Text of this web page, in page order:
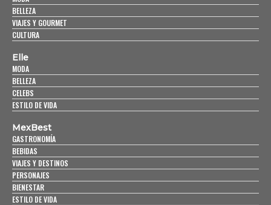
BELLEZA
VIAJES Y GOURMET
CULTURA
Elle
MODA
BELLEZA
CELEBS
ESTILO DE VIDA
MexBest
GASTRONOMÍA
BEBIDAS
VIAJES Y DESTINOS
PERSONAJES
BIENESTAR
ESTILO DE VIDA